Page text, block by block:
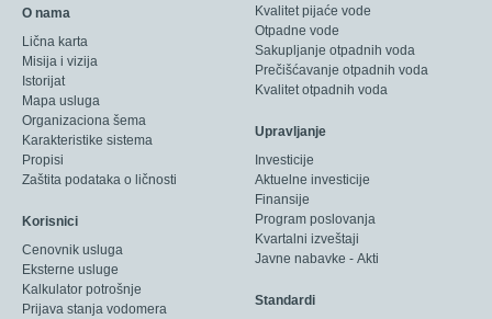
O nama
Lična karta
Misija i vizija
Istorijat
Mapa usluga
Organizaciona šema
Karakteristike sistema
Propisi
Zaštita podataka o ličnosti
Korisnici
Cenovnik usluga
Eksterne usluge
Kalkulator potrošnje
Prijava stanja vodomera
Kvalitet pijaće vode
Otpadne vode
Sakupljanje otpadnih voda
Prečišćavanje otpadnih voda
Kvalitet otpadnih voda
Upravljanje
Investicije
Aktuelne investicije
Finansije
Program poslovanja
Kvartalni izveštaji
Javne nabavke - Akti
Standardi